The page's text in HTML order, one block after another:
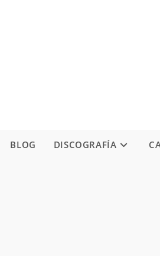
BLOG DISCOGRAFÍA